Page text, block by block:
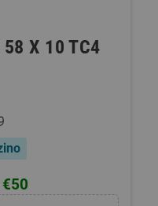
58 X 10 TC4